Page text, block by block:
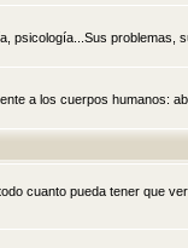
psicología...Sus problemas,
a los cuerpos humanos:
cuanto pueda tener que